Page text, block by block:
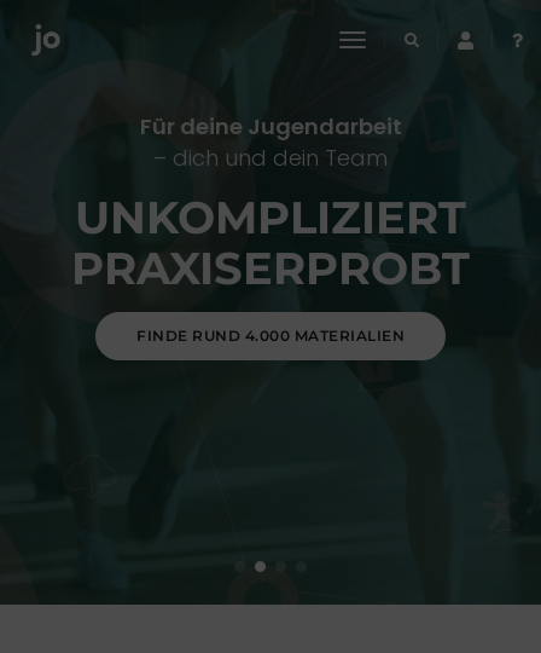
toggle
Für deine Jugendarbeit
– dich und dein Team
UNKOMPLIZIERT
PRAXISERPROBT
FINDE RUND 4.000 MATERIALIEN